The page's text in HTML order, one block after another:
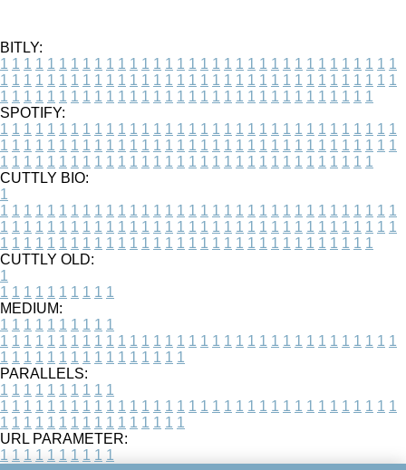
BITLY:
1 1 1 1 1 1 1 1 1 1 1 1 1 1 1 1 1 1 1 1 1 1 1 1 1 1 1 1 1 1 1 1 1 1
1 1 1 1 1 1 1 1 1 1 1 1 1 1 1 1 1 1 1 1 1 1 1 1 1 1 1 1 1 1 1 1 1 1
1 1 1 1 1 1 1 1 1 1 1 1 1 1 1 1 1 1 1 1 1 1 1 1 1 1 1 1 1 1 1 1
SPOTIFY:
1 1 1 1 1 1 1 1 1 1 1 1 1 1 1 1 1 1 1 1 1 1 1 1 1 1 1 1 1 1 1 1 1 1
1 1 1 1 1 1 1 1 1 1 1 1 1 1 1 1 1 1 1 1 1 1 1 1 1 1 1 1 1 1 1 1 1 1
1 1 1 1 1 1 1 1 1 1 1 1 1 1 1 1 1 1 1 1 1 1 1 1 1 1 1 1 1 1 1 1
CUTTLY BIO:
1
1 1 1 1 1 1 1 1 1 1 1 1 1 1 1 1 1 1 1 1 1 1 1 1 1 1 1 1 1 1 1 1 1 1
1 1 1 1 1 1 1 1 1 1 1 1 1 1 1 1 1 1 1 1 1 1 1 1 1 1 1 1 1 1 1 1 1 1
1 1 1 1 1 1 1 1 1 1 1 1 1 1 1 1 1 1 1 1 1 1 1 1 1 1 1 1 1 1 1 1
CUTTLY OLD:
1
1 1 1 1 1 1 1 1 1 1
MEDIUM:
1 1 1 1 1 1 1 1 1 1
1 1 1 1 1 1 1 1 1 1 1 1 1 1 1 1 1 1 1 1 1 1 1 1 1 1 1 1 1 1 1 1 1 1
1 1 1 1 1 1 1 1 1 1 1 1 1 1 1 1
PARALLELS:
1 1 1 1 1 1 1 1 1 1
1 1 1 1 1 1 1 1 1 1 1 1 1 1 1 1 1 1 1 1 1 1 1 1 1 1 1 1 1 1 1 1 1 1
1 1 1 1 1 1 1 1 1 1 1 1 1 1 1 1
URL PARAMETER:
1 1 1 1 1 1 1 1 1 1